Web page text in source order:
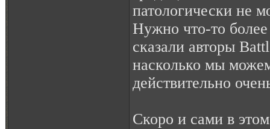
патологически не
Нужно что-то
сказали авторы
насколько мы
действительно
Скоро и сами в